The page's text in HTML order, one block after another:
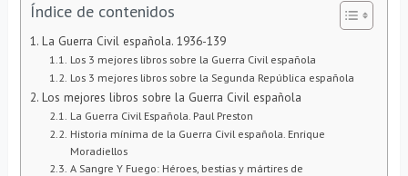
Índice de contenidos
La Guerra Civil española. 1936-139
Los 3 mejores libros sobre la Guerra Civil española
Los 3 mejores libros sobre la Segunda República española
Los mejores libros sobre la Guerra Civil española
La Guerra Civil Española. Paul Preston
Historia mínima de la Guerra Civil española. Enrique
Moradiellos
A Sangre Y Fuego: Héroes, bestias y mártires de